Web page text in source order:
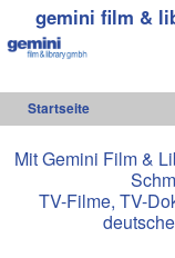
gemini film &
Startseite
Mit Gemini Film &
TV-Filme, TV-